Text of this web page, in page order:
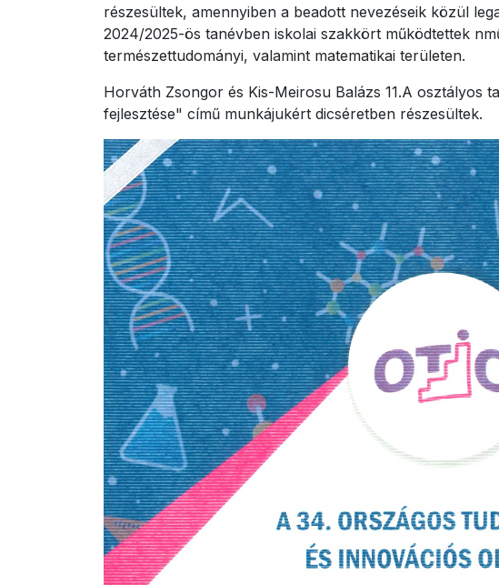
részesültek, amennyiben a beadott nevezéseik közül
2024/2025-ös tanévben iskolai szakkört működtettek
természettudományi, valamint matematikai területen.
Horváth Zsongor és Kis-Meirosu Balázs 11.A osztályos
fejlesztése" című munkájukért dicséretben részesültek.